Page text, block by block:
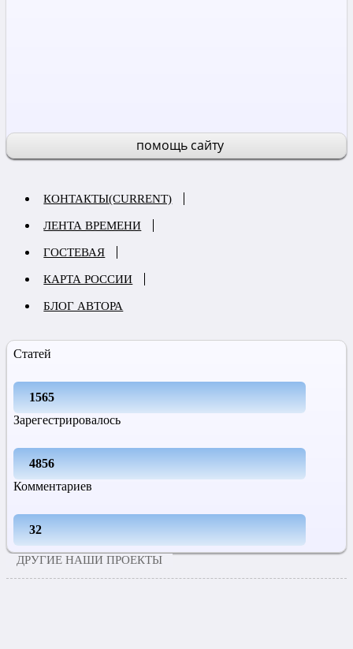
помощь сайту
КОНТАКТЫ(CURRENT)
ЛЕНТА ВРЕМЕНИ
ГОСТЕВАЯ
КАРТА РОССИИ
БЛОГ АВТОРА
Статей
1565
Зарегестрировалось
4856
Комментариев
32
ДРУГИЕ НАШИ ПРОЕКТЫ